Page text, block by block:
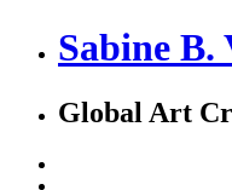
Sabine B.
Global Art